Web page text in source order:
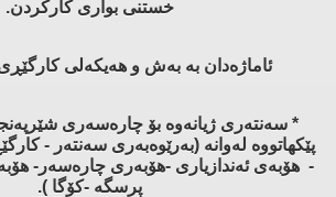
خستنی بواری كاركردن.
ئاماژەدان بە بەش و هەیكەلی
* سەنتەری ژیانەوە بۆ چارەسەری
پێكهاتووە لەوانە (بەرێوەبەری سەنتەر -
- هۆبەی ئەندازیاری -هۆبەری چارەسەر-
پرسگە -كۆگا ).